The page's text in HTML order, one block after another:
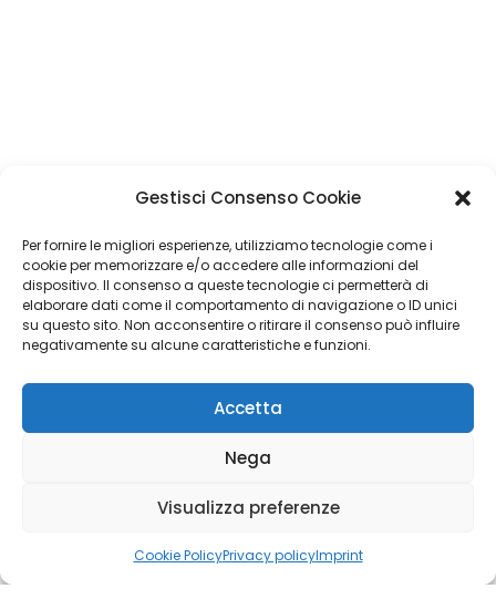
Gestisci Consenso Cookie
Per fornire le migliori esperienze, utilizziamo tecnologie come i
cookie per memorizzare e/o accedere alle informazioni del
dispositivo. Il consenso a queste tecnologie ci permetterà di
elaborare dati come il comportamento di navigazione o ID unici
su questo sito. Non acconsentire o ritirare il consenso può influire
negativamente su alcune caratteristiche e funzioni.
Accetta
Nega
Visualizza preferenze
Cookie PolicyPrivacy policyImprint